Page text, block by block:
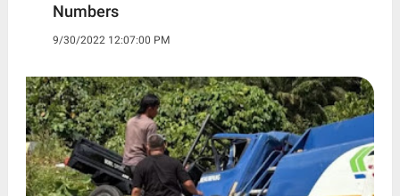
Numbers
9/30/2022 12:07:00 PM